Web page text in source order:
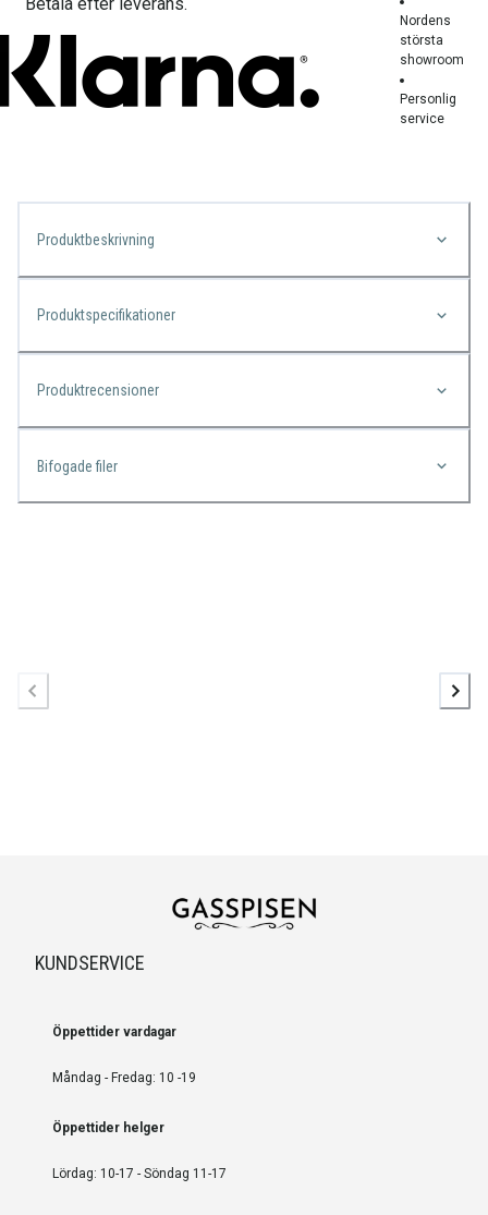
Nordens
största
showroom
Personlig
service
Produktbeskrivning
Produktspecifikationer
Produktrecensioner
Bifogade filer
KUNDSERVICE
Öppettider vardagar
Måndag - Fredag: 10 -19
Öppettider helger
Lördag: 10-17 - Söndag 11-17